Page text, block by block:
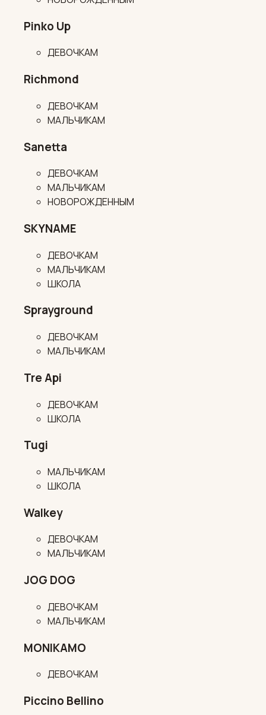
Pinko Up
ДЕВОЧКАМ
Richmond
ДЕВОЧКАМ
МАЛЬЧИКАМ
Sanetta
ДЕВОЧКАМ
МАЛЬЧИКАМ
НОВОРОЖДЕННЫМ
SKYNAME
ДЕВОЧКАМ
МАЛЬЧИКАМ
ШКОЛА
Sprayground
ДЕВОЧКАМ
МАЛЬЧИКАМ
Tre Api
ДЕВОЧКАМ
ШКОЛА
Tugi
МАЛЬЧИКАМ
ШКОЛА
Walkey
ДЕВОЧКАМ
МАЛЬЧИКАМ
JOG DOG
ДЕВОЧКАМ
МАЛЬЧИКАМ
MONIKAMO
ДЕВОЧКАМ
Piccino Bellino